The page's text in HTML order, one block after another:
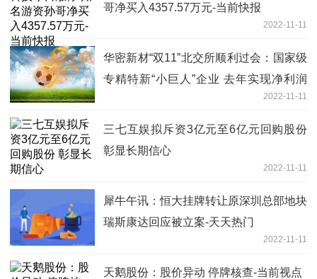
哥净买入4357.57万元-当前快报
2022-11-11
华密新材“双11”北交所顺利过会：国家级
专精特新“小巨人”企业 去年实现净利润
2022-11-11
三七互娱拟斥资3亿元至6亿元回购股份
彰显长期信心
2022-11-11
犀牛午讯：恒大挂牌转让原深圳总部地块
瑞斯康达回应被立案-天天热门
2022-11-11
天鹅股份：股价异动 停牌核查-当前视点